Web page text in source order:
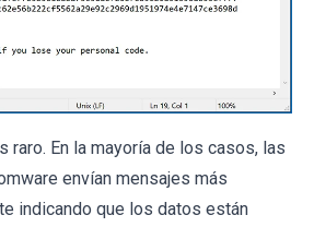
raro. En la mayoría de los casos, las
envían mensajes más
indicando que los datos están